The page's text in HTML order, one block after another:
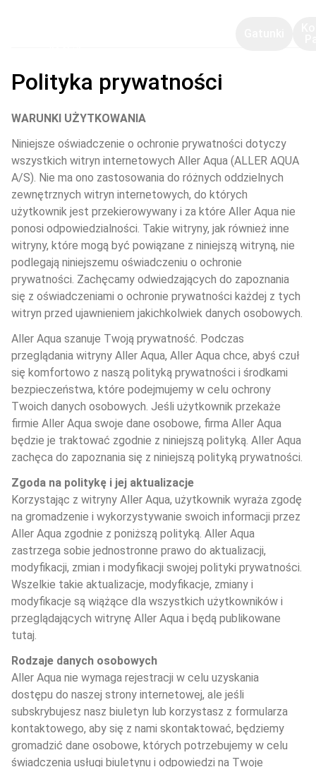
Polityka prywatności
WARUNKI UŻYTKOWANIA
Niniejsze oświadczenie o ochronie prywatności dotyczy
wszystkich witryn internetowych Aller Aqua (ALLER AQUA
A/S). Nie ma ono zastosowania do różnych oddzielnych
zewnętrznych witryn internetowych, do których
użytkownik jest przekierowywany i za które Aller Aqua nie
ponosi odpowiedzialności. Takie witryny, jak również inne
witryny, które mogą być powiązane z niniejszą witryną, nie
podlegają niniejszemu oświadczeniu o ochronie
prywatności. Zachęcamy odwiedzających do zapoznania
się z oświadczeniami o ochronie prywatności każdej z tych
witryn przed ujawnieniem jakichkolwiek danych osobowych.
Aller Aqua szanuje Twoją prywatność. Podczas
przeglądania witryny Aller Aqua, Aller Aqua chce, abyś czuł
się komfortowo z naszą polityką prywatności i środkami
bezpieczeństwa, które podejmujemy w celu ochrony
Twoich danych osobowych. Jeśli użytkownik przekaże
firmie Aller Aqua swoje dane osobowe, firma Aller Aqua
będzie je traktować zgodnie z niniejszą polityką. Aller Aqua
zachęca do zapoznania się z niniejszą polityką prywatności.
Zgoda na politykę i jej aktualizacje
Korzystając z witryny Aller Aqua, użytkownik wyraża zgodę
na gromadzenie i wykorzystywanie swoich informacji przez
Aller Aqua zgodnie z poniższą polityką. Aller Aqua
zastrzega sobie jednostronne prawo do aktualizacji,
modyfikacji, zmian i modyfikacji swojej polityki prywatności.
Wszelkie takie aktualizacje, modyfikacje, zmiany i
modyfikacje są wiążące dla wszystkich użytkowników i
przeglądających witrynę Aller Aqua i będą publikowane
tutaj.
Rodzaje danych osobowych
Aller Aqua nie wymaga rejestracji w celu uzyskania
dostępu do naszej strony internetowej, ale jeśli
subskrybujesz nasz biuletyn lub korzystasz z formularza
kontaktowego, aby się z nami skontaktować, będziemy
gromadzić dane osobowe, których potrzebujemy w celu
świadczenia usługi biuletynu i odpowiedzi na Twoje